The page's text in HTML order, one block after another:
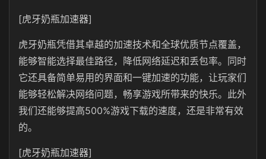
[虎牙奶瓶加速器]
虎牙奶瓶凭借其卓越的加速技术和全球优质节点覆盖，
能够智能选择最佳路径，降低网络延迟和丢包率。同时
它还具备简单易用的界面和一键加速的功能，让玩家们
能够轻松解决网络问题，畅享游戏所带来的快乐。此外
我们还能够提高500%游戏下载的速度，还是非常有效
的。
[虎牙奶瓶加速器]